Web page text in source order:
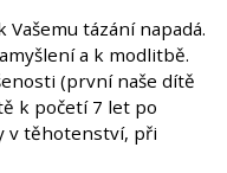
Vašemu tázání napadá.
a k modlitbě.
(první naše dítě
k početí 7 let po
v těhotenství, při